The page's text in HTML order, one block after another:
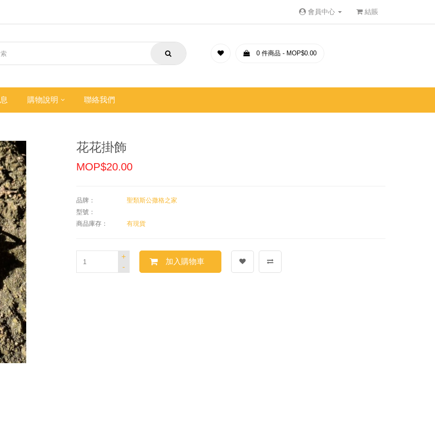
會員中心 結賬
0 件商品 - MOP$0.00
購物說明 聯絡我們
花花掛飾
MOP$20.00
品牌：
聖類斯公撒格之家
型號：
商品庫存：
有現貨
-
+
加入購物車